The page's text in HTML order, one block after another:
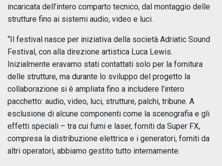
incaricata dell’intero comparto tecnico, dal montaggio delle
strutture fino ai sistemi audio, video e luci.
“Il festival nasce per iniziativa della società Adriatic Sound
Festival, con alla direzione artistica Luca Lewis.
Inizialmente eravamo stati contattati solo per la fornitura
delle strutture, ma durante lo sviluppo del progetto la
collaborazione si è ampliata fino a includere l’intero
pacchetto: audio, video, luci, strutture, palchi, tribune. A
esclusione di alcune componenti come la scenografia e gli
effetti speciali – tra cui fumi e laser, forniti da Super FX,
compresa la distribuzione elettrica e i generatori, forniti da
altri operatori, abbiamo gestito tutto internamente.